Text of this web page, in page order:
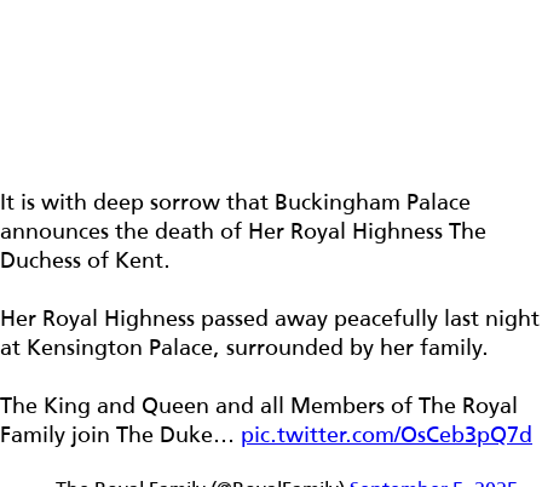
It is with deep sorrow that Buckingham Palace
announces the death of Her Royal Highness The
Duchess of Kent.
Her Royal Highness passed away peacefully last night
at Kensington Palace, surrounded by her family.
The King and Queen and all Members of The Royal
Family join The Duke… pic.twitter.com/OsCeb3pQ7d